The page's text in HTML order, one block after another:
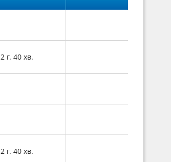
2 г. 40 хв.
2 г. 40 хв.